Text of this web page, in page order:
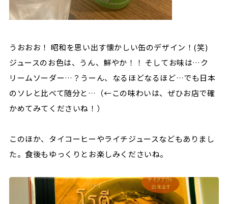
うおおお！ 昭和を思い出す懐かしい缶のデザイン！(笑)
ジュースのお色は、うん、鮮やか！！ そしてお味は…ク
リームソーダー…？うーん、なるほどなるほど…でも日本
のソレと比べて随分と…（←この味わいは、ぜひお店で確
かめてみてくださいね！）
このほか、タイコーヒーやライチジュースなどもありまし
た。食後もゆっくりとお楽しみくださいね。